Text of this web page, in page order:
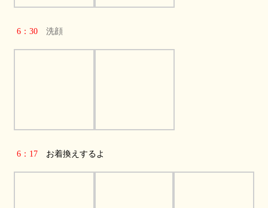
6：30 洗顔
6：17 お着換えするよ